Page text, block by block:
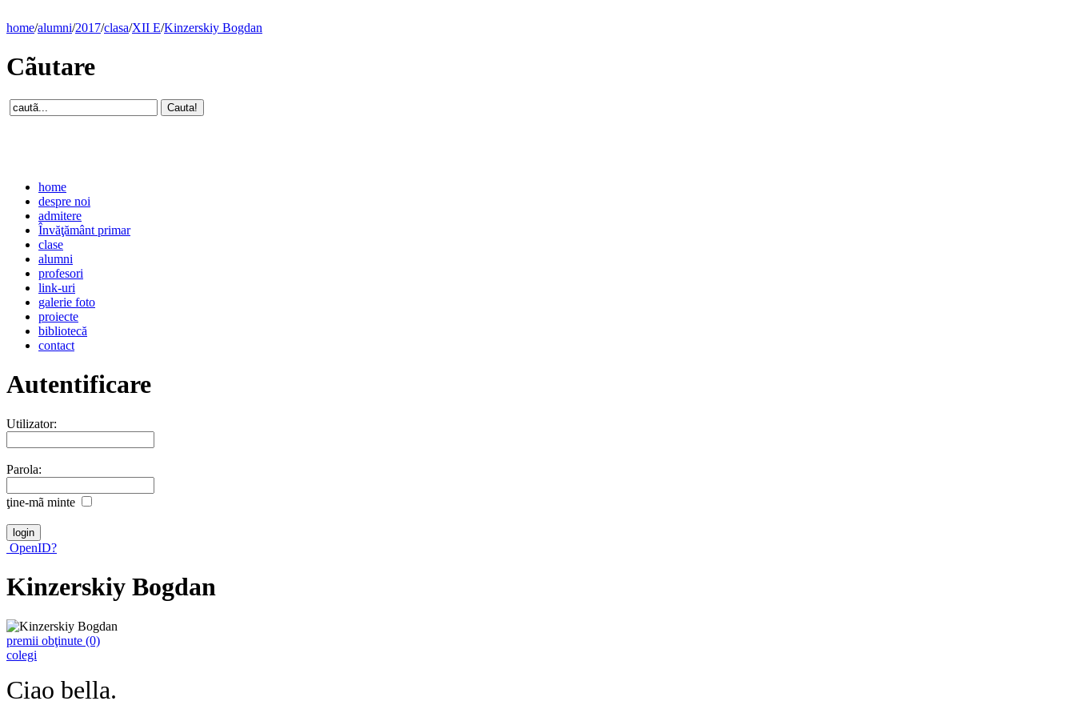
home/alumni/2017/clasa/XII E/Kinzerskiy Bogdan
Cãutare
home
despre noi
admitere
Învăţământ primar
clase
alumni
profesori
link-uri
galerie foto
proiecte
bibliotecă
contact
Autentificare
Utilizator:
Parola:
ţine-mã minte
OpenID?
Kinzerskiy Bogdan
premii obţinute (0)
colegi
Ciao bella.